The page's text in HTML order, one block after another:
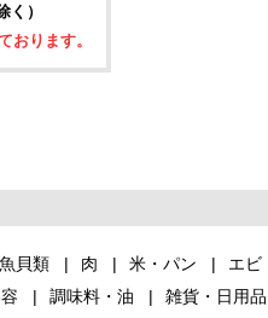
く）
おります。
魚貝類 肉 米・パン エビ
調味料・油 雑貨・日用品